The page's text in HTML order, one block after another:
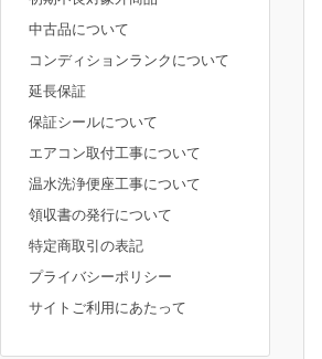
中古品について
コンディションランクについて
延長保証
保証シールについて
エアコン取付工事について
温水洗浄便座工事について
領収書の発行について
特定商取引の表記
プライバシーポリシー
サイトご利用にあたって